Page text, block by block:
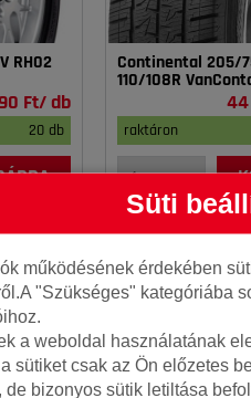
RH02
Ft/ db
20 db
Continental 205/
110/108R
raktáron
Süti
működésének érdekében
"Szükséges" kategóriába
a weboldal használatának
sütiket csak az Ön előzetes
bizonyos sütik letiltása